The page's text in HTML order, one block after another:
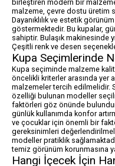
birleştiren modern bir
malzeme, çevre dostu üretim
Dayanıklılık ve estetik
göstermektedir. Bu kupalar,
sahiptir. Bulaşık makinesinde
Çeşitli renk ve desen
Kupa Seçimlerinde
Kupa seçiminde malzeme
öncelikli kriterler arasında yer
malzemeler tercih edilmelidir.
özelliği bulunan modeller
faktörleri göz önünde
günlük kullanımda konfor
ve çocuklar için önemli bir
gereksinimleri
modeller pratiklik
temiz görünüm korunmasına
Hangi İçecek İçin